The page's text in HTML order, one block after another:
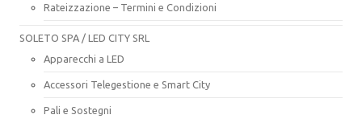
Rateizzazione – Termini e Condizioni
SOLETO SPA / LED CITY SRL
Apparecchi a LED
Accessori Telegestione e Smart City
Pali e Sostegni